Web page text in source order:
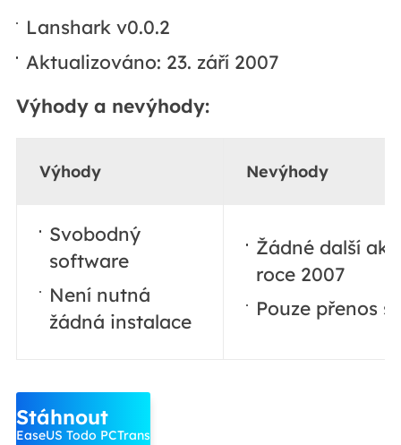
Lanshark v0.0.2
Aktualizováno: 23. září 2007
Výhody a nevýhody:
Výhody Nevýhody
Svobodný
software
Není nutná
žádná instalace
Žádné další
roce 2007
Pouze přenos
Stáhnout
EaseUS Todo PCTrans